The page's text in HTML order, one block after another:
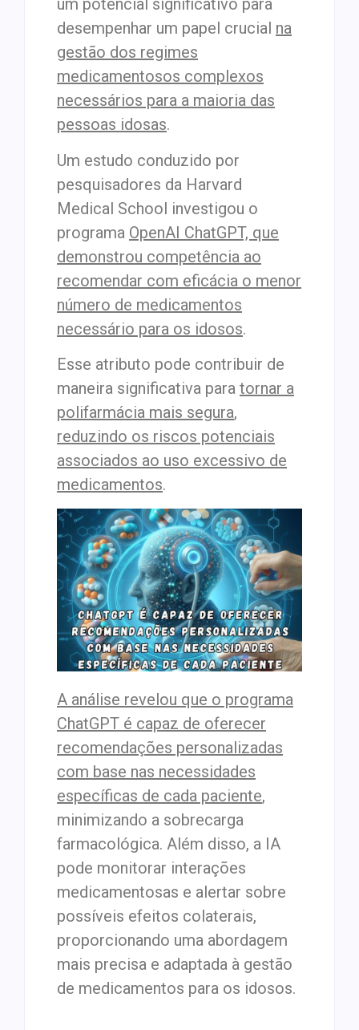
um potencial significativo para
desempenhar um papel crucial na
gestão dos regimes
medicamentosos complexos
necessários para a maioria das
pessoas idosas.
Um estudo conduzido por
pesquisadores da Harvard
Medical School investigou o
programa OpenAI ChatGPT, que
demonstrou competência ao
recomendar com eficácia o menor
número de medicamentos
necessário para os idosos.
Esse atributo pode contribuir de
maneira significativa para tornar a
polifarmácia mais segura,
reduzindo os riscos potenciais
associados ao uso excessivo de
medicamentos.
A análise revelou que o programa
ChatGPT é capaz de oferecer
recomendações personalizadas
com base nas necessidades
específicas de cada paciente,
minimizando a sobrecarga
farmacológica. Além disso, a IA
pode monitorar interações
medicamentosas e alertar sobre
possíveis efeitos colaterais,
proporcionando uma abordagem
mais precisa e adaptada à gestão
de medicamentos para os idosos.